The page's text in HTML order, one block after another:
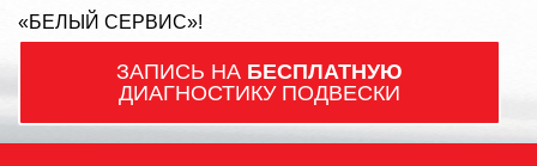
«БЕЛЫЙ СЕРВИС»!
ЗАПИСЬ НА БЕСПЛАТНУЮ
ДИАГНОСТИКУ ПОДВЕСКИ